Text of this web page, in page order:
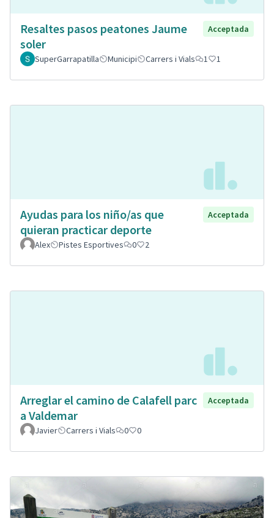
Resaltes pasos peatones Jaume
soler
Acceptada
SuperGarrapatilla Municipi Carrers i Vials 1 1
Ayudas para los niño/as que
quieran practicar deporte
Acceptada
Alex Pistes Esportives 0 2
Arreglar el camino de Calafell parc
a Valdemar
Acceptada
Javier Carrers i Vials 0 0